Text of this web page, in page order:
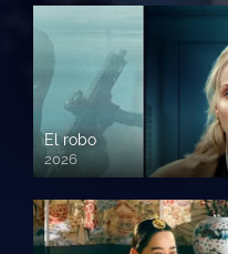
El robo
2026